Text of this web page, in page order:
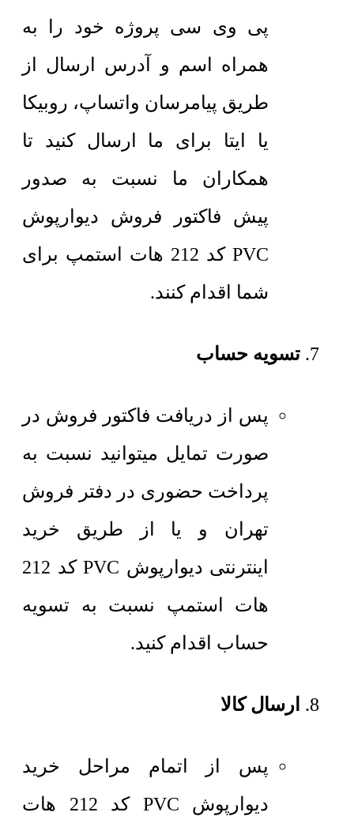
پی وی سی پروژه خود را به
همراه اسم و آدرس ارسال از
طریق پیامرسان واتساپ، روبیکا
یا ایتا برای ما ارسال کنید تا
همکاران ما نسبت به صدور
پیش فاکتور فروش دیوارپوش
PVC کد 212 هات استمپ برای
شما اقدام کنند.
تسویه حساب
پس از دریافت فاکتور فروش در
صورت تمایل میتوانید نسبت به
پرداخت حضوری در دفتر فروش
تهران و یا از طریق خرید
اینترنتی دیوارپوش PVC کد 212
هات استمپ نسبت به تسویه
حساب اقدام کنید.
ارسال کالا
پس از اتمام مراحل خرید
دیوارپوش PVC کد 212 هات